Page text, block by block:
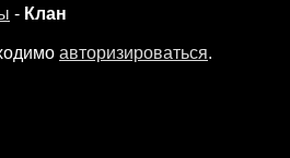
- Клан
авторизироваться.